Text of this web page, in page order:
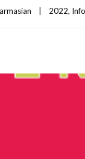
2022,